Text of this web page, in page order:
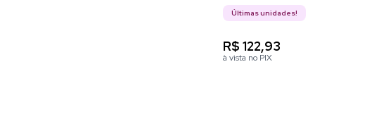
Últimas unidades!
R$ 122,93
à vista no PIX